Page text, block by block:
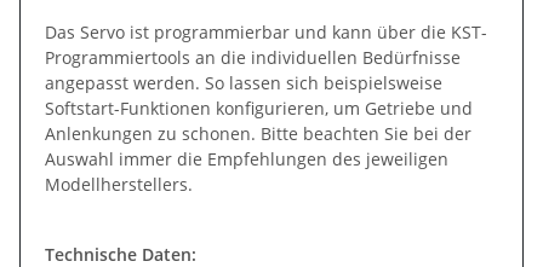
Das Servo ist programmierbar und kann über die KST-
Programmiertools an die individuellen Bedürfnisse
angepasst werden. So lassen sich beispielsweise
Softstart-Funktionen konfigurieren, um Getriebe und
Anlenkungen zu schonen. Bitte beachten Sie bei der
Auswahl immer die Empfehlungen des jeweiligen
Modellherstellers.
Technische Daten: